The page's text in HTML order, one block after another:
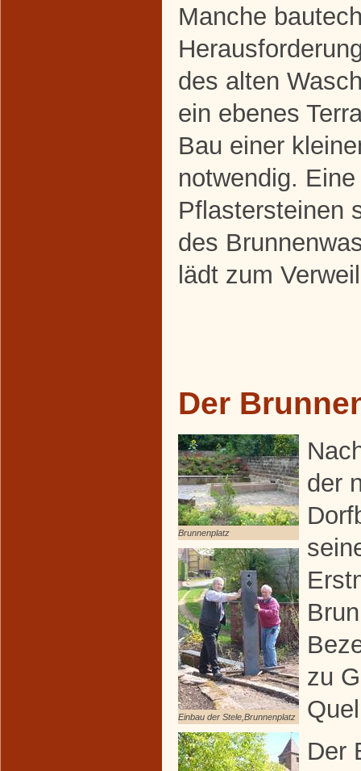
Manche
des alten
ein ebenes
Bau einer
notwendig.
Pflastersteinen
des
lädt zum
Der
Brunnenplatz
Einbau der Stele,Brunnenplatz
der
zu
Der